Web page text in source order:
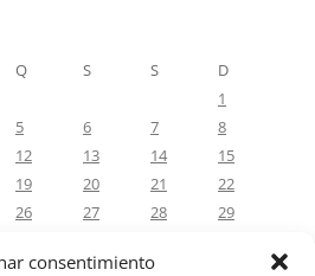
consentimiento
Q S S
D
1
5 6 7
8
12 13 14
15
19 20 21
22
26 27 28
29